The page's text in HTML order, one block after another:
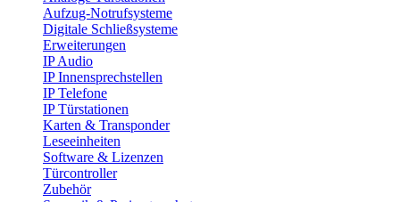
Aufzug-Notrufsysteme
Digitale Schließsysteme
Erweiterungen
IP Audio
IP Innensprechstellen
IP Telefone
IP Türstationen
Karten & Transponder
Leseeinheiten
Software & Lizenzen
Türcontroller
Zubehör